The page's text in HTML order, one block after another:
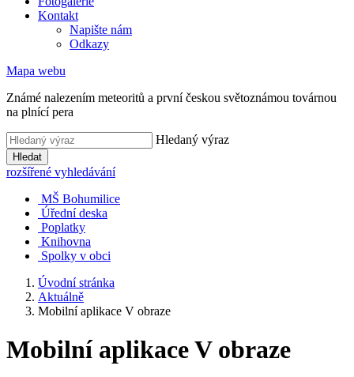
Kontakt
Napište nám
Odkazy
Mapa webu
Známé nalezením meteoritů a první českou světoznámou továrnou
na plnící pera
Hledaný výraz
Hledat
rozšířené vyhledávání
MŠ Bohumilice
Úřední deska
Poplatky
Knihovna
Spolky v obci
Úvodní stránka
Aktuálně
Mobilní aplikace V obraze
Mobilní aplikace V obraze